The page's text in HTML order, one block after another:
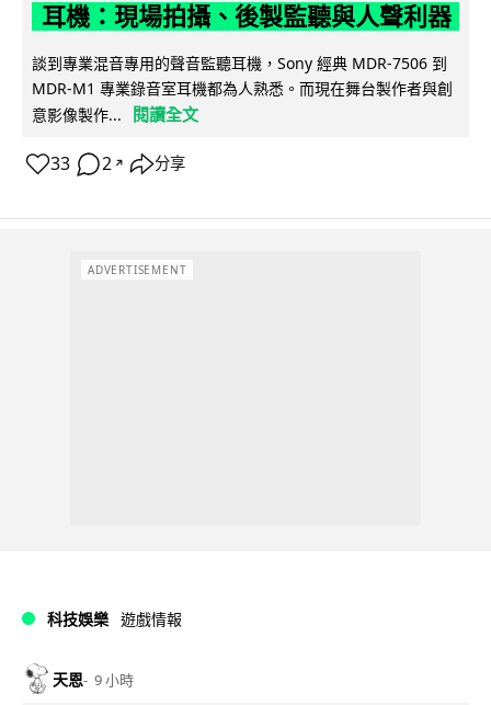
耳機：現場拍攝、後製監聽與人聲利器
談到專業混音專用的聲音監聽耳機，Sony 經典 MDR-7506 到
MDR-M1 專業錄音室耳機都為人熟悉。而現在舞台製作者與創
意影像製作...
閱讀全文
33 2 ↗ 分享
ADVERTISEMENT
科技娛樂 遊戲情報
天恩 9 小時